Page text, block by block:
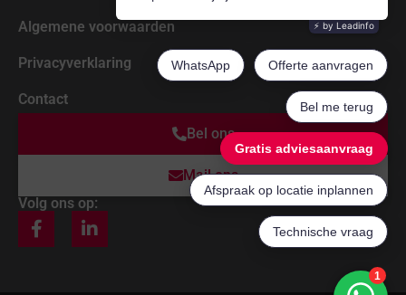
Algemene voorwaarden
Privacyverklaring
Contact
Bel ons
Mail ons
Volg ons op: